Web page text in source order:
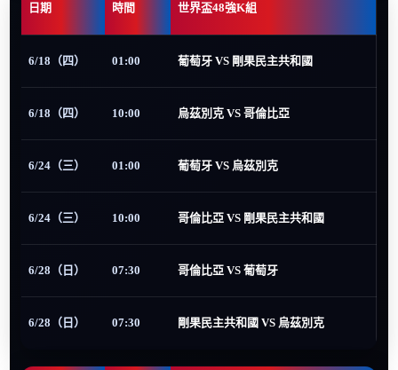
日期 時間 世界盃48強K組
6/18（四） 01:00 葡萄牙 VS 剛果民主共和國
6/18（四） 10:00 烏茲別克 VS 哥倫比亞
6/24（三） 01:00 葡萄牙 VS 烏茲別克
6/24（三） 10:00 哥倫比亞 VS 剛果民主共和國
6/28（日） 07:30 哥倫比亞 VS 葡萄牙
6/28（日） 07:30 剛果民主共和國 VS 烏茲別克